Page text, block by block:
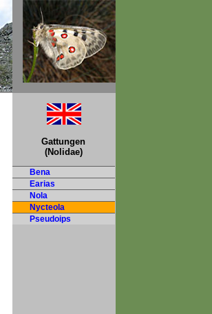
Gattungen
(Nolidae)
Bena
Earias
Nola
Nycteola
Pseudoips